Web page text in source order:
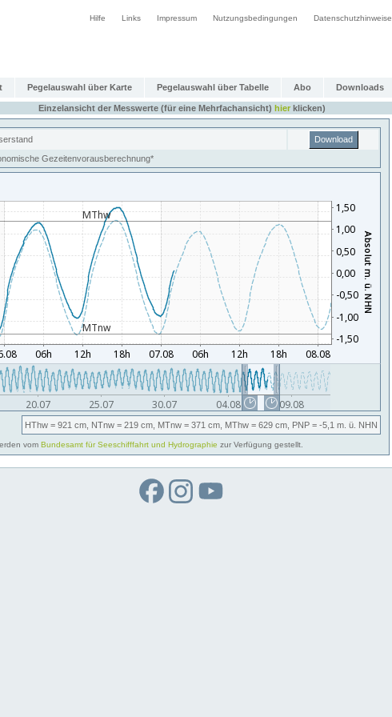
Hilfe Links Impressum Nutzungsbedingungen Datenschutzhinweise
Pegelauswahl über Karte Pegelauswahl über Tabelle Abo Downloads
Einzelansicht der Messwerte (für eine Mehrfachansicht) hierklicken)
Download
Gezeitenvorausberechnung*
HThw = 921 cm, NTnw = 219 cm, MTnw = 371 cm, MThw = 629 cm, PNP = -5,1 m. ü. NHN
vom Bundesamt für Seeschifffahrt und Hydrographie zur Verfügung gestellt.